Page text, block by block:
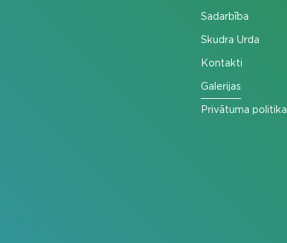
Sadarbība
Skudra Urda
Kontakti
Galerijas
Privātuma politika